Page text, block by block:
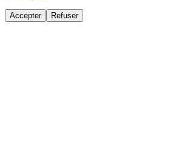
Accepter Refuser